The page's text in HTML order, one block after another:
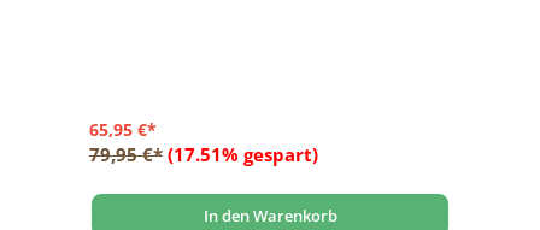
65,95 €*
79,95 €* (17.51% gespart)
In den Warenkorb